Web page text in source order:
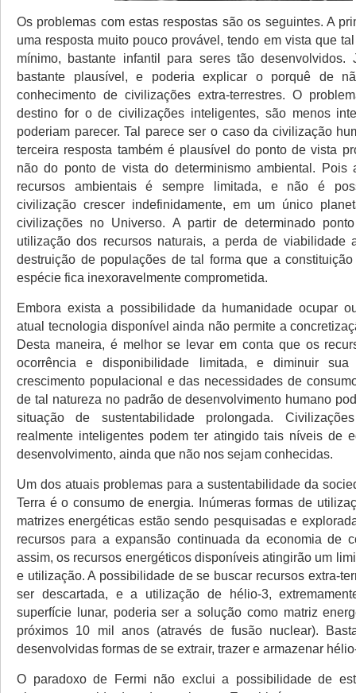
Os problemas com estas respostas são os seguintes. A
uma resposta muito pouco provável, tendo em vista que
mínimo, bastante infantil para seres tão
bastante plausível, e poderia explicar o porquê de
conhecimento de civilizações extra-terrestres. O
destino for o de civilizações inteligentes, são menos
poderiam parecer. Tal parece ser o caso da civilização
terceira resposta também é plausível do ponto de vista
não do ponto de vista do determinismo ambiental. Pois
recursos ambientais é sempre limitada, e não é
civilização crescer indefinidamente, em um único
civilizações no Universo. A partir de determinado
utilização dos recursos naturais, a perda de viabilidade
destruição de populações de tal forma que a
espécie fica inexoravelmente comprometida.
Embora exista a possibilidade da humanidade ocupar
atual tecnologia disponível ainda não permite a
Desta maneira, é melhor se levar em conta que os
ocorrência e disponibilidade limitada, e diminuir
crescimento populacional e das necessidades de
de tal natureza no padrão de desenvolvimento humano
situação de sustentabilidade prolongada. Civilizações
realmente inteligentes podem ter atingido tais níveis de
desenvolvimento, ainda que não nos sejam conhecidas.
Um dos atuais problemas para a sustentabilidade da
Terra é o consumo de energia. Inúmeras formas de
matrizes energéticas estão sendo pesquisadas e
recursos para a expansão continuada da economia de
assim, os recursos energéticos disponíveis atingirão um
e utilização. A possibilidade de se buscar recursos extra-
ser descartada, e a utilização de hélio-3,
superfície lunar, poderia ser a solução como matriz
próximos 10 mil anos (através de fusão nuclear).
desenvolvidas formas de se extrair, trazer e armazenar
O paradoxo de Fermi não exclui a possibilidade de